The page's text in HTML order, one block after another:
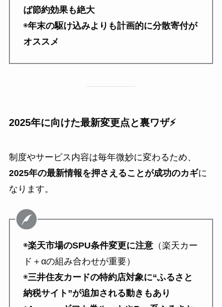
ば節約効果も絶大
◉年末の駆け込みよりも計画的に分散寄付が
オススメ
2025年に向けた最新変更点と裏ワザ⚡
制度やサービス内容は毎年微妙に変わるため、
2025年の最新情報を押さえることが成功のカギに
なります。
◉楽天市場のSPU条件変更に注意（楽天カー
ド＋αの組み合わせが重要）
◉三井住友カードの特約店対象に“ふるさと
納税サイト”が追加される動きもあり